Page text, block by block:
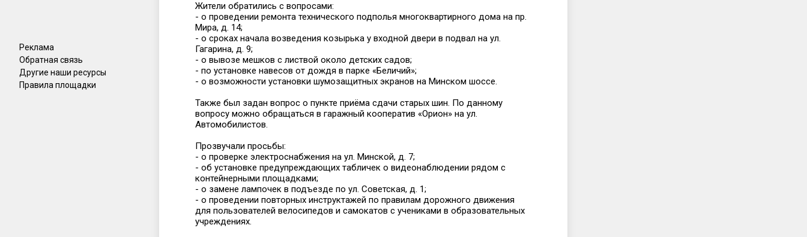
Реклама
Обратная связь
Другие наши ресурсы
Правила площадки
Жители обратились с вопросами:
- о проведении ремонта технического подполья многоквартирного дома на пр.
Мира, д. 14;
- о сроках начала возведения козырька у входной двери в подвал на ул.
Гагарина, д. 9;
- о вывозе мешков с листвой около детских садов;
- по установке навесов от дождя в парке «Беличий»;
- о возможности установки шумозащитных экранов на Минском шоссе.
Также был задан вопрос о пункте приёма сдачи старых шин. По данному
вопросу можно обращаться в гаражный кооператив «Орион» на ул.
Автомобилистов.
Прозвучали просьбы:
- о проверке электроснабжения на ул. Минской, д. 7;
- об установке предупреждающих табличек о видеонаблюдении рядом с
контейнерными площадками;
- о замене лампочек в подъезде по ул. Советская, д. 1;
- о проведении повторных инструктажей по правилам дорожного движения
для пользователей велосипедов и самокатов с учениками в образовательных
учреждениях.